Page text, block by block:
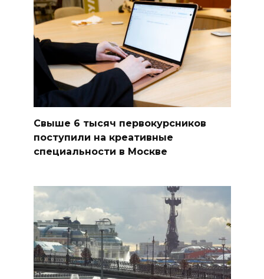
Свыше 6 тысяч первокурсников
поступили на креативные
специальности в Москве